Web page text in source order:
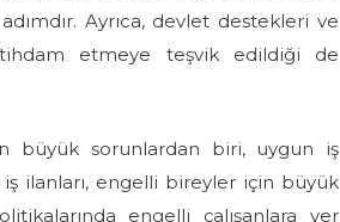
Ayrıca, devlet destekleri ve
etmeye teşvik edildiği de
büyük sorunlardan biri, uygun iş
ilanları, engelli bireyler için büyük
engelli çalışanlara yer